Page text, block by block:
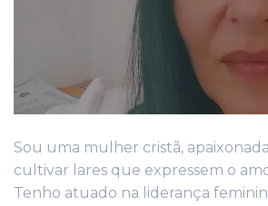
Sou uma mulher cristã,
cultivar lares que expressem o
Tenho atuado na liderança